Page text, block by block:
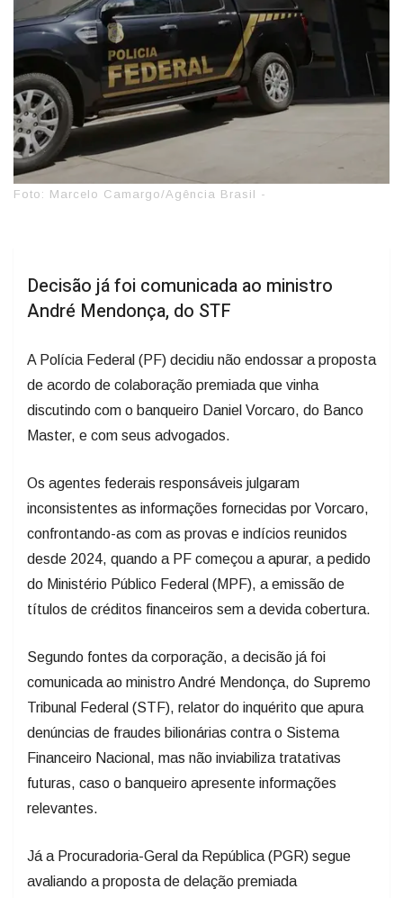
Foto: Marcelo Camargo/Agência Brasil -
Decisão já foi comunicada ao ministro
André Mendonça, do STF
A Polícia Federal (PF) decidiu não endossar a proposta
de acordo de colaboração premiada que vinha
discutindo com o banqueiro Daniel Vorcaro, do Banco
Master, e com seus advogados.
Os agentes federais responsáveis julgaram
inconsistentes as informações fornecidas por Vorcaro,
confrontando-as com as provas e indícios reunidos
desde 2024, quando a PF começou a apurar, a pedido
do Ministério Público Federal (MPF), a emissão de
títulos de créditos financeiros sem a devida cobertura.
Segundo fontes da corporação, a decisão já foi
comunicada ao ministro André Mendonça, do Supremo
Tribunal Federal (STF), relator do inquérito que apura
denúncias de fraudes bilionárias contra o Sistema
Financeiro Nacional, mas não inviabiliza tratativas
futuras, caso o banqueiro apresente informações
relevantes.
Já a Procuradoria-Geral da República (PGR) segue
avaliando a proposta de delação premiada